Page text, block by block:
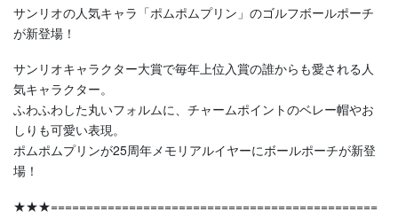
サンリオの人気キャラ「ポムポムプリン」のゴルフボールポーチ
が新登場！
サンリオキャラクター大賞で毎年上位入賞の誰からも愛される人
気キャラクター。
ふわふわした丸いフォルムに、チャームポイントのベレー帽やお
しりも可愛い表現。
ポムポムプリンが25周年メモリアルイヤーにボールポーチが新登
場！
★★★==============================================